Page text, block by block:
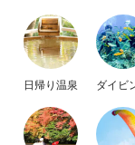
日帰り温泉 ダイビ